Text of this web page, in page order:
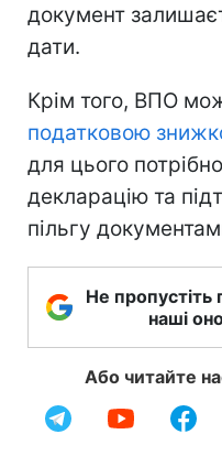
документ
дати.
Крім того, ВПО
податковою
для цього
декларацію та
пільгу
Не пропустіть
наші
Або читайте